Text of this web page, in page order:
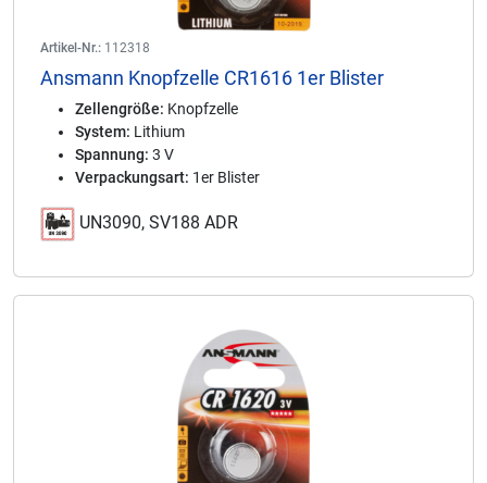
Artikel-Nr.: 112318
Ansmann Knopfzelle CR1616 1er Blister
Zellengröße: Knopfzelle
System: Lithium
Spannung: 3 V
Verpackungsart: 1er Blister
UN3090, SV188 ADR